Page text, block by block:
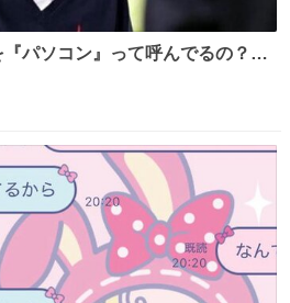
パソコン』って呼んでるの？俺
用電子式情報処
械』